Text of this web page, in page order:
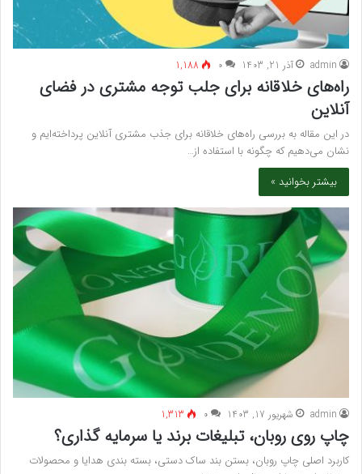
admin آذر 21, 1403 ۰ 1,188
راه‌های خلاقانه برای جلب توجه مشتری در فضای
آنلاین
در این مقاله به بررسی راه‌های خلاقانه برای جذب مشتری آنلاین پرداخته‌ایم و
نشان می‌دهیم که چگونه با استفاده از…
بیشتر بخوانید »
admin شهریور 17, 1403 ۰ 1,313
چاپ روی روبان، تبلیغات برند یا سرمایه گذاری؟
کاربرد اصلی چاپ روبان، بستن بند ساک ‌دستی، بسته ‌بندی هدایا و محصولات